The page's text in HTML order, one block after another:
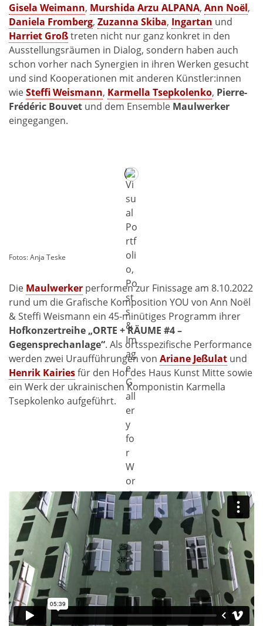
Gisela Weimann, Murshida Arzu ALPANA, Ann Noël,
Daniela Fromberg, Zuzanna Skiba, Ingartan und
Harriet Großtreten nicht nur ganz konkret in den
Ausstellungsräumen in Dialog, sondern haben auch
schon vorher nach Synergien in ihren Werken gesucht
und sind Kooperationen mit anderen Künstler:innen
wieSteffi Weismann, Karmella Tsepkolenko, Pierre-
Frédéric Bouvet und dem Ensemble Maulwerker
eingegangen.
Fotos: Anja Teske
Die Maulwerker performen zur Finissage am 8.10.2022
rund um die Grafische Komposition YOU von Ann Noël
& Steffi Weismann ein 45-minütiges Programm ihrer
Hofkonzertreihe „ORTE + RÄUME #4 –
Gegensprechanlage“. Als ortsspezifische Performance
werden zwei Uraufführungen von Ariane Jeßulat und
Henrik Kairiesfür den Hof des Haus Kunst Mitte sowie
ein Werk der ukrainischen Komponistin Karmella
Tsepkolenko aufgeführt.